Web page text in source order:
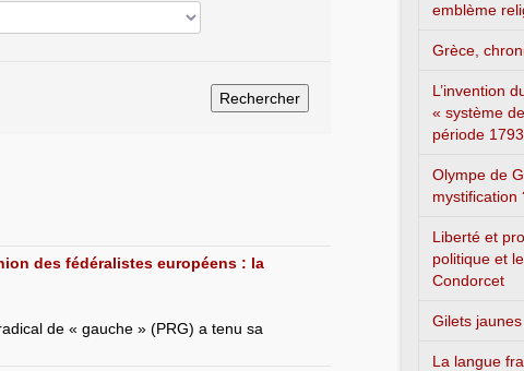
des fédéralistes européens : la
de « gauche » (PRG) a tenu sa
emblème
Grèce,
L’invention
« système
période
Olympe de
mystification
Liberté et
politique et
Condorcet
Gilets jaunes
La langue